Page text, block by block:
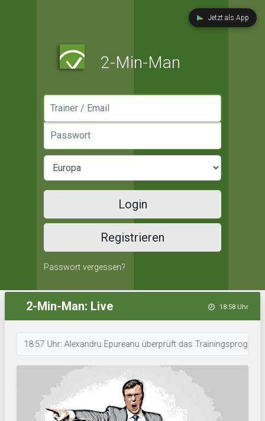
Jetzt als App
2-Min-Man
Login
Registrieren
Passwort vergessen?
2-Min-Man: Live 18:58 Uhr
18:57 Uhr: Alexandru Epureanu überprüft das Trainingsprogramm.